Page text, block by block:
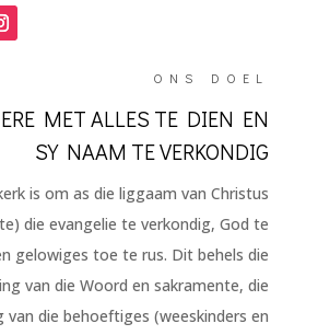
ONS DOEL
MET ALLES TE DIEN EN
SY NAAM TE VERKONDIG
is om as die liggaam van Christus
die evangelie te verkondig, God te
gelowiges toe te rus. Dit behels die
van die Woord en sakramente, die
van die behoeftiges (weeskinders en